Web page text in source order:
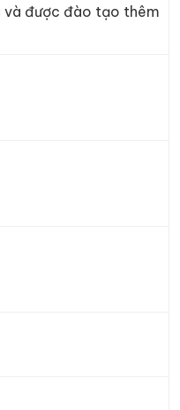
và được đào tạo thêm